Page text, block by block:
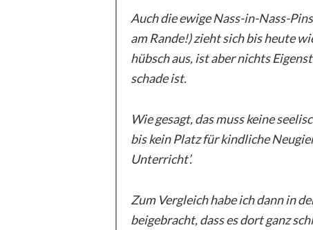
Auch die ewige Nass-in-Nass-
am Rande!) zieht sich bis heute
hübsch aus, ist aber nichts
schade ist.
Wie gesagt, das muss keine
bis kein Platz für kindliche
Unterricht’.
Zum Vergleich habe ich dann in
beigebracht, dass es dort ganz